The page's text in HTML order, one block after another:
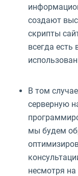
создают
скрипты
всегда есть
В том
серверную
мы будем
несмотря